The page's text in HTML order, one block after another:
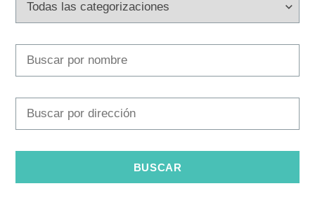
+385 21 227 933
info@kastela-info.hr
Villa Nika, Kamberovo šetalište 30,
21216 Kaštel Stari, Hrvatska